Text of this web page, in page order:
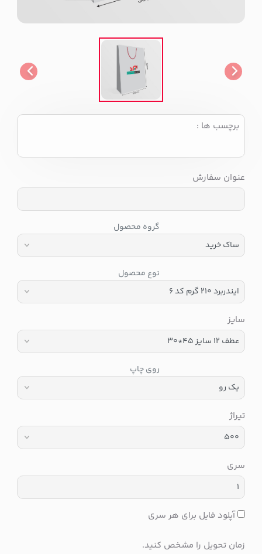
برچسب ها :
عنوان سفارش
گروه محصول
نوع محصول
سایز
روی چاپ
تیراژ
سری
آپلود فایل برای هر سری
زمان تحویل را مشخص کنید.